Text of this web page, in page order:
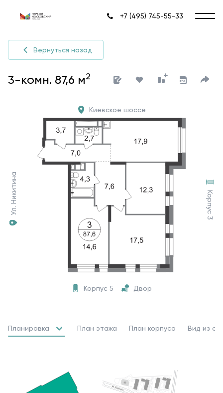
+7 (495) 745-55-33
Вернуться назад
3-комн. 87,6 м2
Ул. Никитина Корпус 3
Корпус 5 Двор
Киевское шоссе
Планировка План этажа План корпуса Вид из